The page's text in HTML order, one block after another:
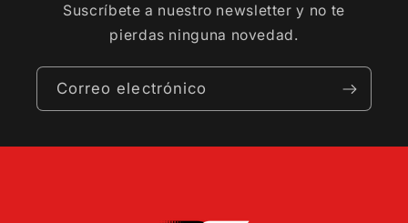
Suscríbete a nuestro newsletter y no te
pierdas ninguna novedad.
Correo electrónico